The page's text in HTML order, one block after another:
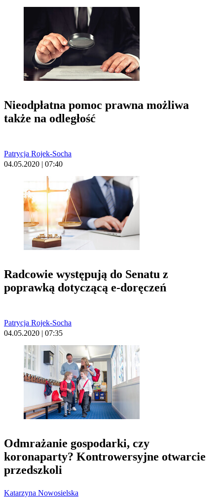
Nieodpłatna pomoc prawna możliwa
także na odległość
Patrycja Rojek-Socha
04.05.2020 | 07:40
Radcowie występują do Senatu z
poprawką dotyczącą e-doręczeń
Patrycja Rojek-Socha
04.05.2020 | 07:35
Odmrażanie gospodarki, czy
koronaparty? Kontrowersyjne otwarcie
przedszkoli
Katarzyna Nowosielska